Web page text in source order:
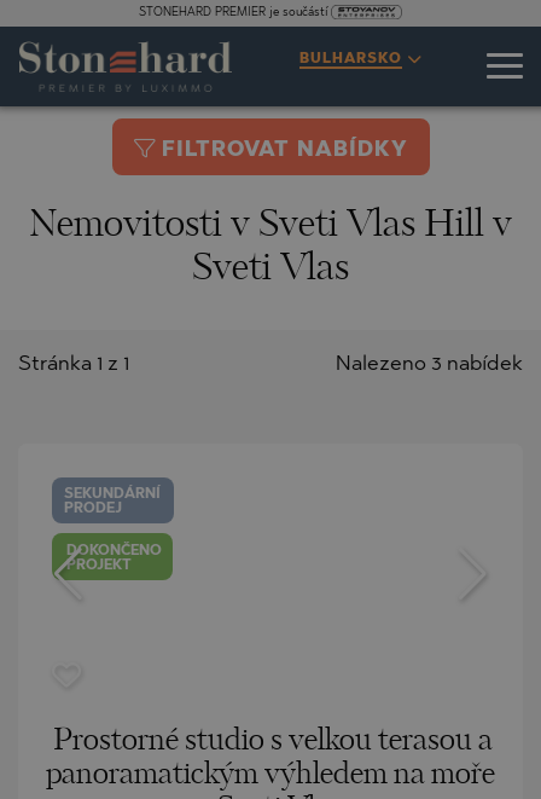
STONEHARD PREMIER je součástí
BULHARSKO
FILTROVAT NABÍDKY
Nemovitosti v Sveti Vlas Hill v
Sveti Vlas
Nalezeno 3 nabídek
Stránka 1 z 1
SEKUNDÁRNÍ
PRODEJ
DOKONČENO
PROJEKT
Prostorné studio s velkou terasou a
panoramatickým výhledem na moře